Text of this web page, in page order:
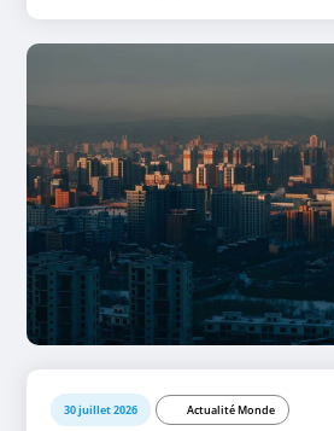
30 juillet 2026 Actualité Monde